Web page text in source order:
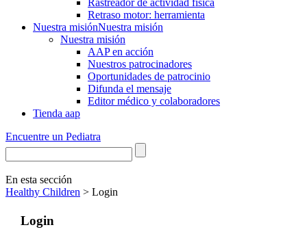
Rastre​​ador de activida​d física
Retraso motor: herramienta
Nuestra misiónNuestra misión
Nuestra misión
AAP en acción
Nuestros patrocinadores
Oportunidades de patrocinio
Difunda el mensaje
Editor médico y colaboradores
Tienda aap
Encuentre un Pediatra
En esta sección
Healthy Children > Login
Login